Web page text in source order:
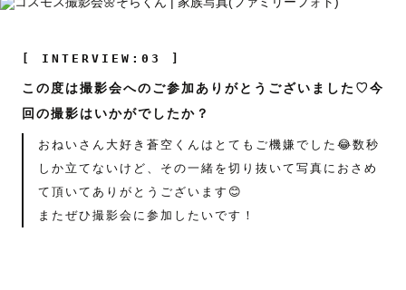
[ INTERVIEW:03 ]
この度は撮影会へのご参加ありがとうございました♡今
回の撮影はいかがでしたか？
おねいさん大好き蒼空くんはとてもご機嫌でした😂数秒
しか立てないけど、その一緒を切り抜いて写真におさめ
て頂いてありがとうございます😊
またぜひ撮影会に参加したいです！